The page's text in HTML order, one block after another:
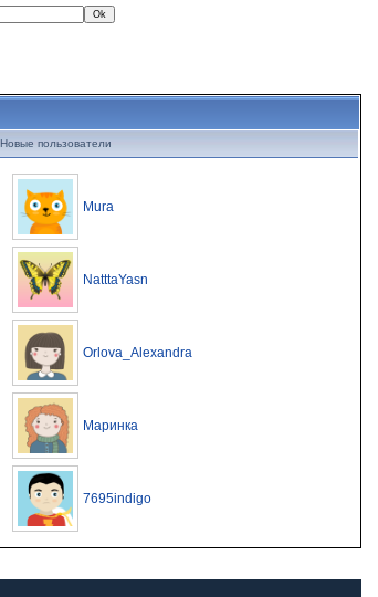
Новые пользователи
Mura
NatttaYasn
Orlova_Alexandra
Маринка
7695indigo